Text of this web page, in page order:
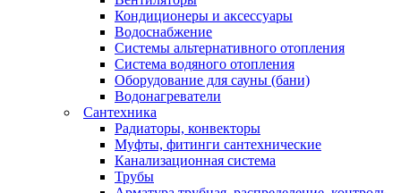
Кондиционеры и аксессуары
Водоснабжение
Системы альтернативного отопления
Система водяного отопления
Оборудование для сауны (бани)
Водонагреватели
Сантехника
Радиаторы, конвекторы
Муфты, фитинги сантехнические
Канализационная система
Трубы